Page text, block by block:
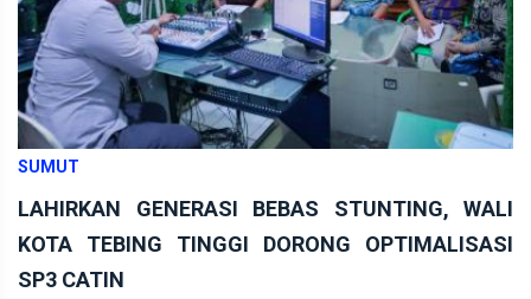
SUMUT
LAHIRKAN GENERASI BEBAS STUNTING, WALI
KOTA TEBING TINGGI DORONG OPTIMALISASI
SP3 CATIN